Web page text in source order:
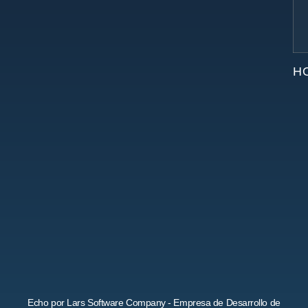
Echo por Lars Software Company - Empresa de Desarrollo de